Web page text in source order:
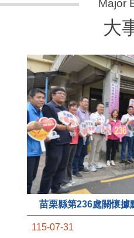
大
苗栗縣第236處關懷據
115-07-31